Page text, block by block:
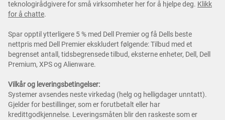
teknologirådgivere for små virksomheter her for å hjelpe deg. Klikk
for å chatte.
Spar opptil ytterligere 5 % med Dell Premier og få Dells beste
nettpris med Dell Premier ekskludert følgende: Tilbud med et
begrenset antall, tidsbegrensede tilbud, eksterne enheter, Dell, Dell
Premium, XPS og Alienware.
Vilkår og leveringsbetingelser:
Systemer avsendes neste virkedag (helg og helligdager unntatt).
Gjelder for bestillinger, som er forutbetalt eller har
kredittgodkjennelse. Leveringsmåten blir den raskeste som er